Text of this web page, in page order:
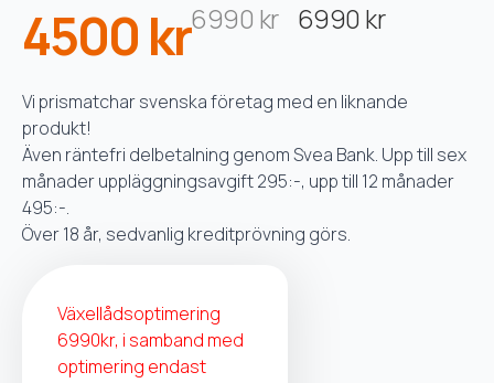
4500 kr6990 kr 6990 kr
Vi prismatchar svenska företag med en liknande
produkt!
Även räntefri delbetalning genom Svea Bank. Upp till sex
månader uppläggningsavgift 295:-, upp till 12 månader
495:-.
Över 18 år, sedvanlig kreditprövning görs.
Växellådsoptimering
6990kr, i samband med
optimering endast